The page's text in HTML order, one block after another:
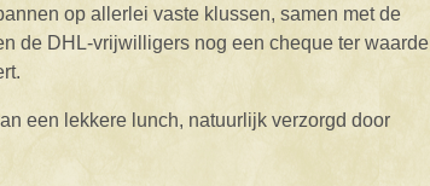
op allerlei vaste klussen, samen met de
de DHL-vrijwilligers nog een cheque ter waarde
een lekkere lunch, natuurlijk verzorgd door